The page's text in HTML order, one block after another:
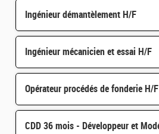
Ingénieur démantèlement H/F
Ingénieur mécanicien et essai H/F
Opérateur procédés de fonderie H/F